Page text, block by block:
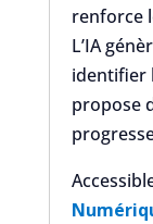
renforce
L’IA
identifier
propose